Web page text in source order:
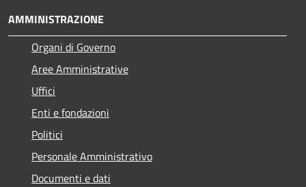
AMMINISTRAZIONE
Organi di Governo
Aree Amministrative
Uffici
Enti e fondazioni
Politici
Personale Amministrativo
Documenti e dati